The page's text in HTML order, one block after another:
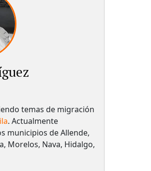
temas de migración
. Actualmente
municipios de Allende,
Morelos, Nava, Hidalgo,